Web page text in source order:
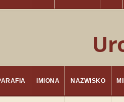
IMIONA NAZWISKO